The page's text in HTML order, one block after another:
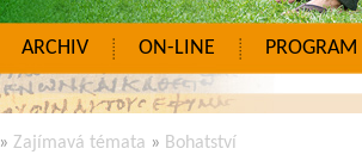
ARCHIV ON-LINE PROGRAM
»Zajímavá témata » Bohatství